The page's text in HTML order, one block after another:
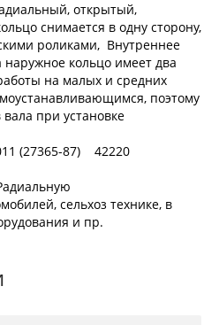
открытый,
снимается в одну сторону,
роликами, Внутреннее
наружное кольцо имеет два
на малых и средних
поэтому
вала при установке
(27365-87) 42220
сельхоз технике, в
и пр.